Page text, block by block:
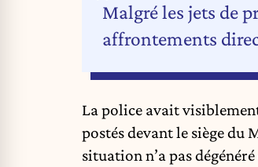
Malgré les jets de
affrontements
La police avait
postés devant le siège du
situation n’a pas